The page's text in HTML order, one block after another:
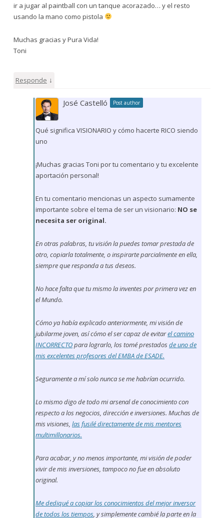
ir a jugar al paintball con un tanque acorazado… y el resto
usando la mano como pistola
Muchas gracias y Pura Vida!
Toni
Responde ↓
José Castelló Post author
Qué significa VISIONARIO y cómo hacerte RICO siendo
uno
¡Muchas gracias Toni por tu comentario y tu excelente
aportación personal!
En tu comentario mencionas un aspecto sumamente
importante sobre el tema de ser un visionario: NO se
necesita ser original.
En otras palabras, tu visión la puedes tomar prestada de
otro, copiarla totalmente, o inspirarte parcialmente en ella,
siempre que responda a tus deseos.
No hace falta que tu mismo la inventes por primera vez en
el Mundo.
Cómo ya había explicado anteriormente, mi visión de
jubilarme joven, así cómo el ser capaz de evitarel camino
INCORRECTOpara lograrlo, los tomé prestadosde uno de
mis excelentes profesores del EMBA de ESADE.
Seguramente a mí solo nunca se me habrían ocurrido.
Lo mismo digo de todo mi arsenal de conocimiento con
respecto a los negocios, dirección e inversiones. Muchas de
mis visiones, las fusilé directamente de mis mentores
multimillonarios.
Para acabar, y no menos importante, mi visión de poder
vivir de mis inversiones, tampoco no fue en absoluto
original.
Me dediqué a copiar los conocimientos del mejor inversor
de todos los tiempos, y simplemente cambié la parte en la